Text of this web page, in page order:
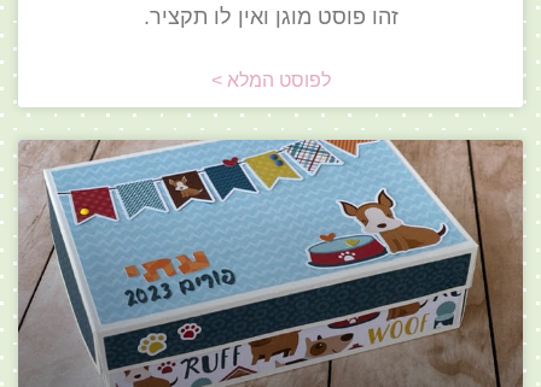
זהו פוסט מוגן ואין לו תקציר.
לפוסט המלא >